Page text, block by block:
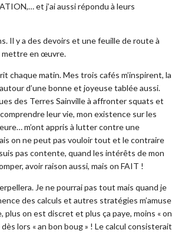
et j’ai aussi répondu à leurs
Il y a des devoirs et une feuille de route à
mettre en œuvre.
chaque matin. Mes trois cafés m’inspirent, la
d’une bonne et joyeuse tablée aussi.
des Terres Sainville à affronter squats et
leur vie, mon existence sur les
m’ont appris à lutter contre une
on ne peut pas vouloir tout et le contraire
pas contente, quand les intérêts de mon
avoir raison aussi, mais on FAIT !
Je ne pourrai pas tout mais quand je
des calculs et autres stratégies m’amuse
on est discret et plus ça paye, moins « on
lors « an bon boug » ! Le calcul consisterait